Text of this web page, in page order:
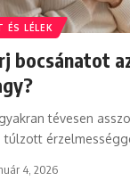
ÉS LÉLEK
bocsánatot
tévesen
túlzott
4, 2026